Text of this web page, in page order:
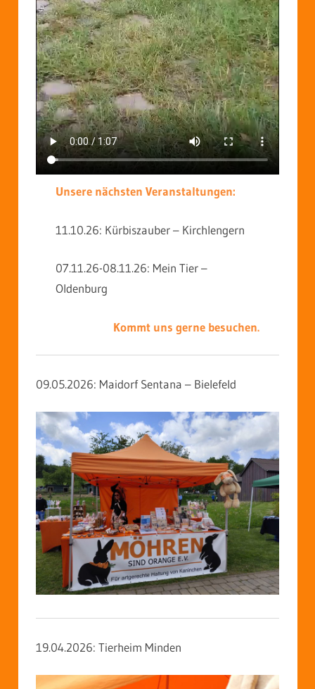
Unsere nächsten Veranstaltungen:
11.10.26: Kürbiszauber – Kirchlengern
07.11.26-08.11.26: Mein Tier –
Oldenburg
Kommt uns gerne besuchen.
09.05.2026: Maidorf Sentana – Bielefeld
19.04.2026: Tierheim Minden